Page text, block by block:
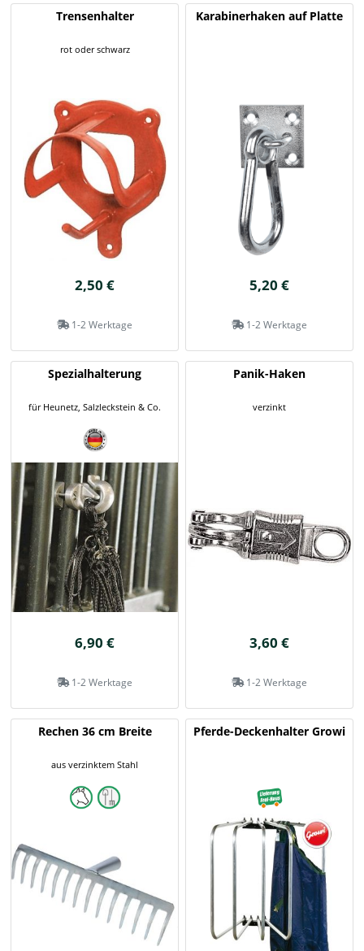
Trensenhalter
rot oder schwarz
2,50 €
1-2 Werktage
Karabinerhaken auf Platte
5,20 €
1-2 Werktage
Spezialhalterung
für Heunetz, Salzleckstein & Co.
6,90 €
1-2 Werktage
Panik-Haken
verzinkt
3,60 €
1-2 Werktage
Rechen 36 cm Breite
aus verzinktem Stahl
Pferde-Deckenhalter Growi